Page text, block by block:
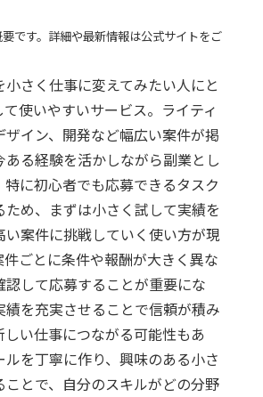
です。詳細や最新情報は公式サイトをご
さく仕事に変えてみたい人にと
使いやすいサービス。ライティ
イン、開発など幅広い案件が掲
る経験を活かしながら副業とし
に初心者でも応募できるタスク
め、まずは小さく試して実績を
案件に挑戦していく使い方が現
ごとに条件や報酬が大きく異な
して応募することが重要にな
績を充実させることで信頼が積み
い仕事につながる可能性もあ
を丁寧に作り、興味のある小さ
とで、自分のスキルがどの分野